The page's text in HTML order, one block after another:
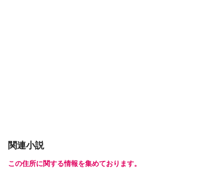
関連小説
この住所に関する情報を集めております。